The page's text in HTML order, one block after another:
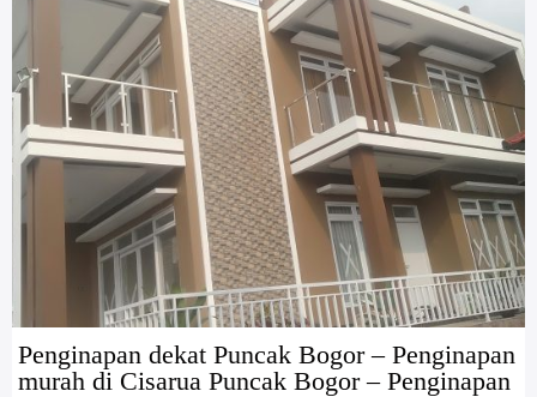
Penginapan dekat Puncak Bogor – Penginapan
murah di Cisarua Puncak Bogor – Penginapan